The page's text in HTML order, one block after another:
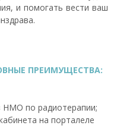
и помогать вести ваш
ПРЕИМУЩЕСТВА:
НМО по радиотерапии;
на порталеле